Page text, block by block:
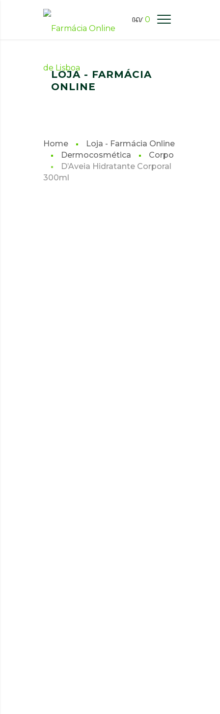
0
FARMÁCIA ONLINE LISBOA
LOJA - FARMÁCIA
ONLINE
Home
Loja - Farmácia Online
Dermocosmética
Corpo
D’Aveia Hidratante Corporal
300ml